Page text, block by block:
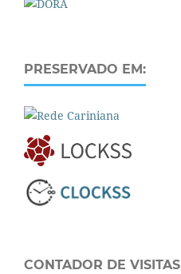
PRESERVADO EM:
CONTADOR DE VISITAS